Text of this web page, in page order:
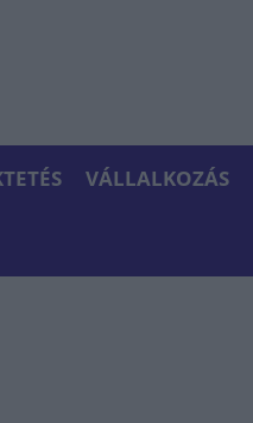
VÁLLALKOZÁS